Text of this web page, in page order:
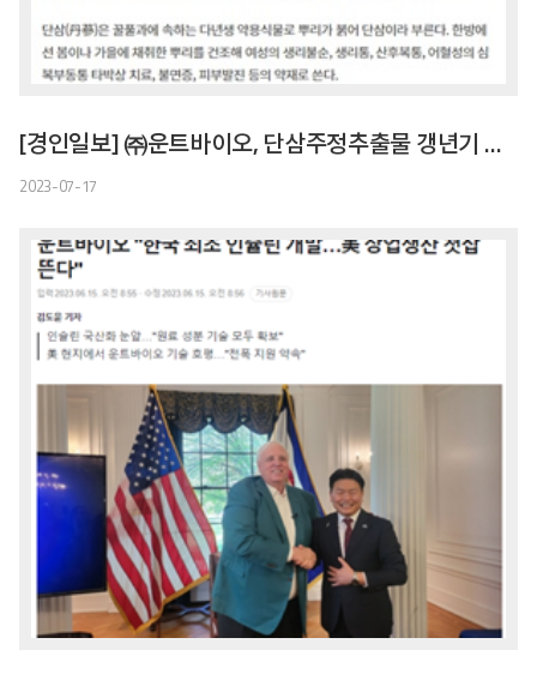
[경인일보] ㈜운트바이오, 단삼주정추출물 갱년기 여성 건강기능성 인정받아
2023-07-17